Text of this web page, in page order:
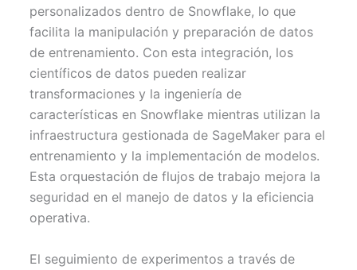
personalizados dentro de Snowflake, lo que
facilita la manipulación y preparación de datos
de entrenamiento. Con esta integración, los
científicos de datos pueden realizar
transformaciones y la ingeniería de
características en Snowflake mientras utilizan la
infraestructura gestionada de SageMaker para el
entrenamiento y la implementación de modelos.
Esta orquestación de flujos de trabajo mejora la
seguridad en el manejo de datos y la eficiencia
operativa.
El seguimiento de experimentos a través de